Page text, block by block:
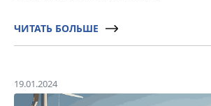
ЧИТАТЬ БОЛЬШЕ
19.01.2024